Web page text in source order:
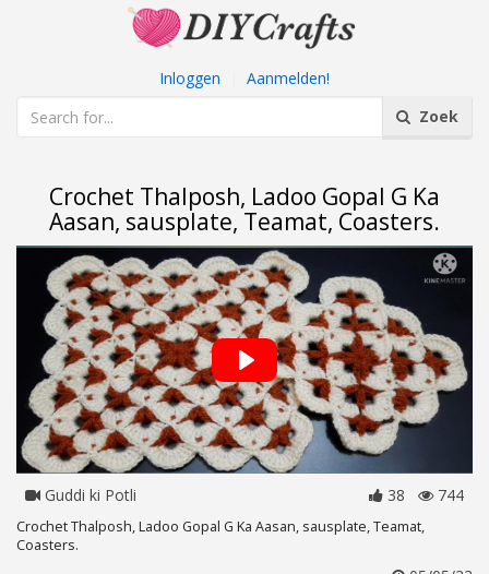
Inloggen
Aanmelden!
Zoek
Crochet Thalposh, Ladoo Gopal G Ka
Aasan, sausplate, Teamat, Coasters.
Guddi ki Potli 38 744
Crochet Thalposh, Ladoo Gopal G Ka Aasan, sausplate, Teamat,
Coasters.